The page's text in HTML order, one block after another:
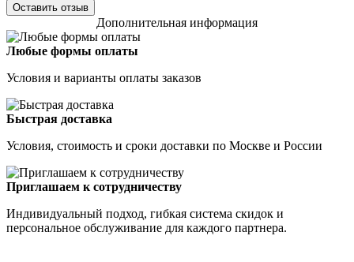
Оставить отзыв
Дополнительная информация
Любые формы оплаты
Условия и варианты оплаты заказов
Быстрая доставка
Условия, стоимость и сроки доставки по Москве и России
Приглашаем к сотрудничеству
Индивидуальный подход, гибкая система скидок и
персональное обслуживание для каждого партнера.